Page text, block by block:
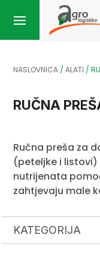
NASLOVNICA /ALATI /
RUČNA
Ručna preša za
(peteljke i
nutrijenata
zahtjevaju male
KATEGORIJA